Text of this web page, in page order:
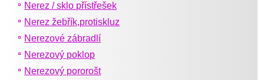
Nerez / sklo přístřešek
Nerez žebřík,protiskluz
Nerezové zábradlí
Nerezový poklop
Nerezový pororošt